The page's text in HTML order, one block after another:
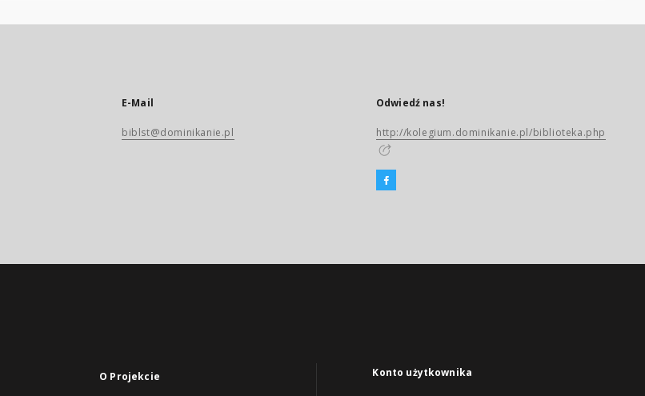
E-Mail
biblst@dominikanie.pl
Odwiedź nas!
http://kolegium.dominikanie.pl/biblioteka.php
O Projekcie Konto użytkownika